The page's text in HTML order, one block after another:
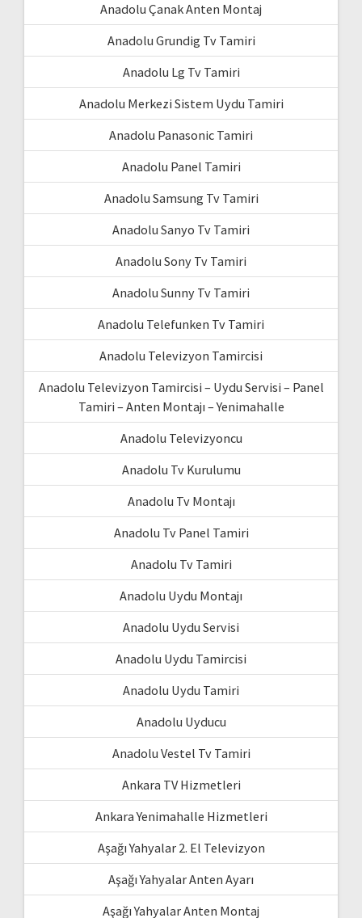
Anadolu Çanak Anten Montaj
Anadolu Grundig Tv Tamiri
Anadolu Lg Tv Tamiri
Anadolu Merkezi Sistem Uydu Tamiri
Anadolu Panasonic Tamiri
Anadolu Panel Tamiri
Anadolu Samsung Tv Tamiri
Anadolu Sanyo Tv Tamiri
Anadolu Sony Tv Tamiri
Anadolu Sunny Tv Tamiri
Anadolu Telefunken Tv Tamiri
Anadolu Televizyon Tamircisi
Anadolu Televizyon Tamircisi – Uydu Servisi – Panel
Tamiri – Anten Montajı – Yenimahalle
Anadolu Televizyoncu
Anadolu Tv Kurulumu
Anadolu Tv Montajı
Anadolu Tv Panel Tamiri
Anadolu Tv Tamiri
Anadolu Uydu Montajı
Anadolu Uydu Servisi
Anadolu Uydu Tamircisi
Anadolu Uydu Tamiri
Anadolu Uyducu
Anadolu Vestel Tv Tamiri
Ankara TV Hizmetleri
Ankara Yenimahalle Hizmetleri
Aşağı Yahyalar 2. El Televizyon
Aşağı Yahyalar Anten Ayarı
Aşağı Yahyalar Anten Montaj